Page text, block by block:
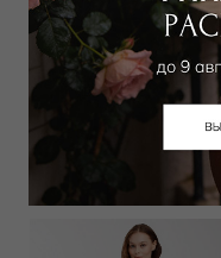
Трусы слип
9 000₽ 5 850₽
Выбрать размер